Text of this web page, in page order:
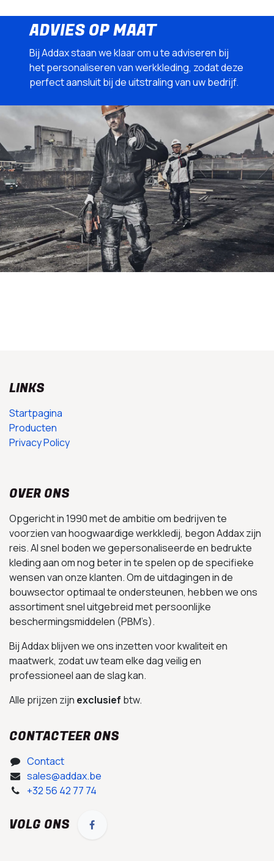
ADVIES OP MAAT
Bij Addax staan we klaar om u te adviseren bij
het personaliseren van werkkleding, zodat deze
perfect aansluit bij de uitstraling van uw bedrijf.
LINKS
Startpagina
Producten
Privacy Policy
OVER ONS
Opgericht in 1990 met de ambitie om bedrijven te
voorzien van hoogwaardige werkkledij, begon Addax zijn
reis. Al snel boden we gepersonaliseerde en bedrukte
kleding aan om nog beter in te spelen op de specifieke
wensen van onze klanten. Om de uitdagingen in de
bouwsector optimaal te ondersteunen, hebben we ons
assortiment snel uitgebreid met persoonlijke
beschermingsmiddelen (PBM’s).
Bij Addax blijven we ons inzetten voor kwaliteit en
maatwerk, zodat uw team elke dag veilig en
professioneel aan de slag kan.
Alle prijzen zijn exclusief btw.
CONTACTEER ONS
Contact
sales@addax.be
+32 56 42 77 74
VOLG ONS